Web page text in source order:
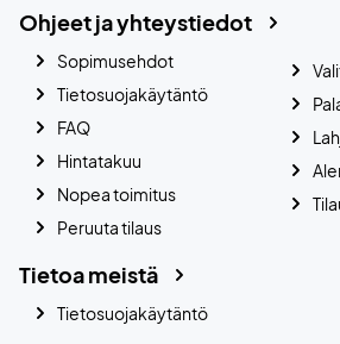
Ohjeet ja yhteystiedot
Sopimusehdot
Tietosuojakäytäntö
FAQ
Hintatakuu
Nopea toimitus
Peruuta tilaus
Tietoa meistä
Tietosuojakäytäntö